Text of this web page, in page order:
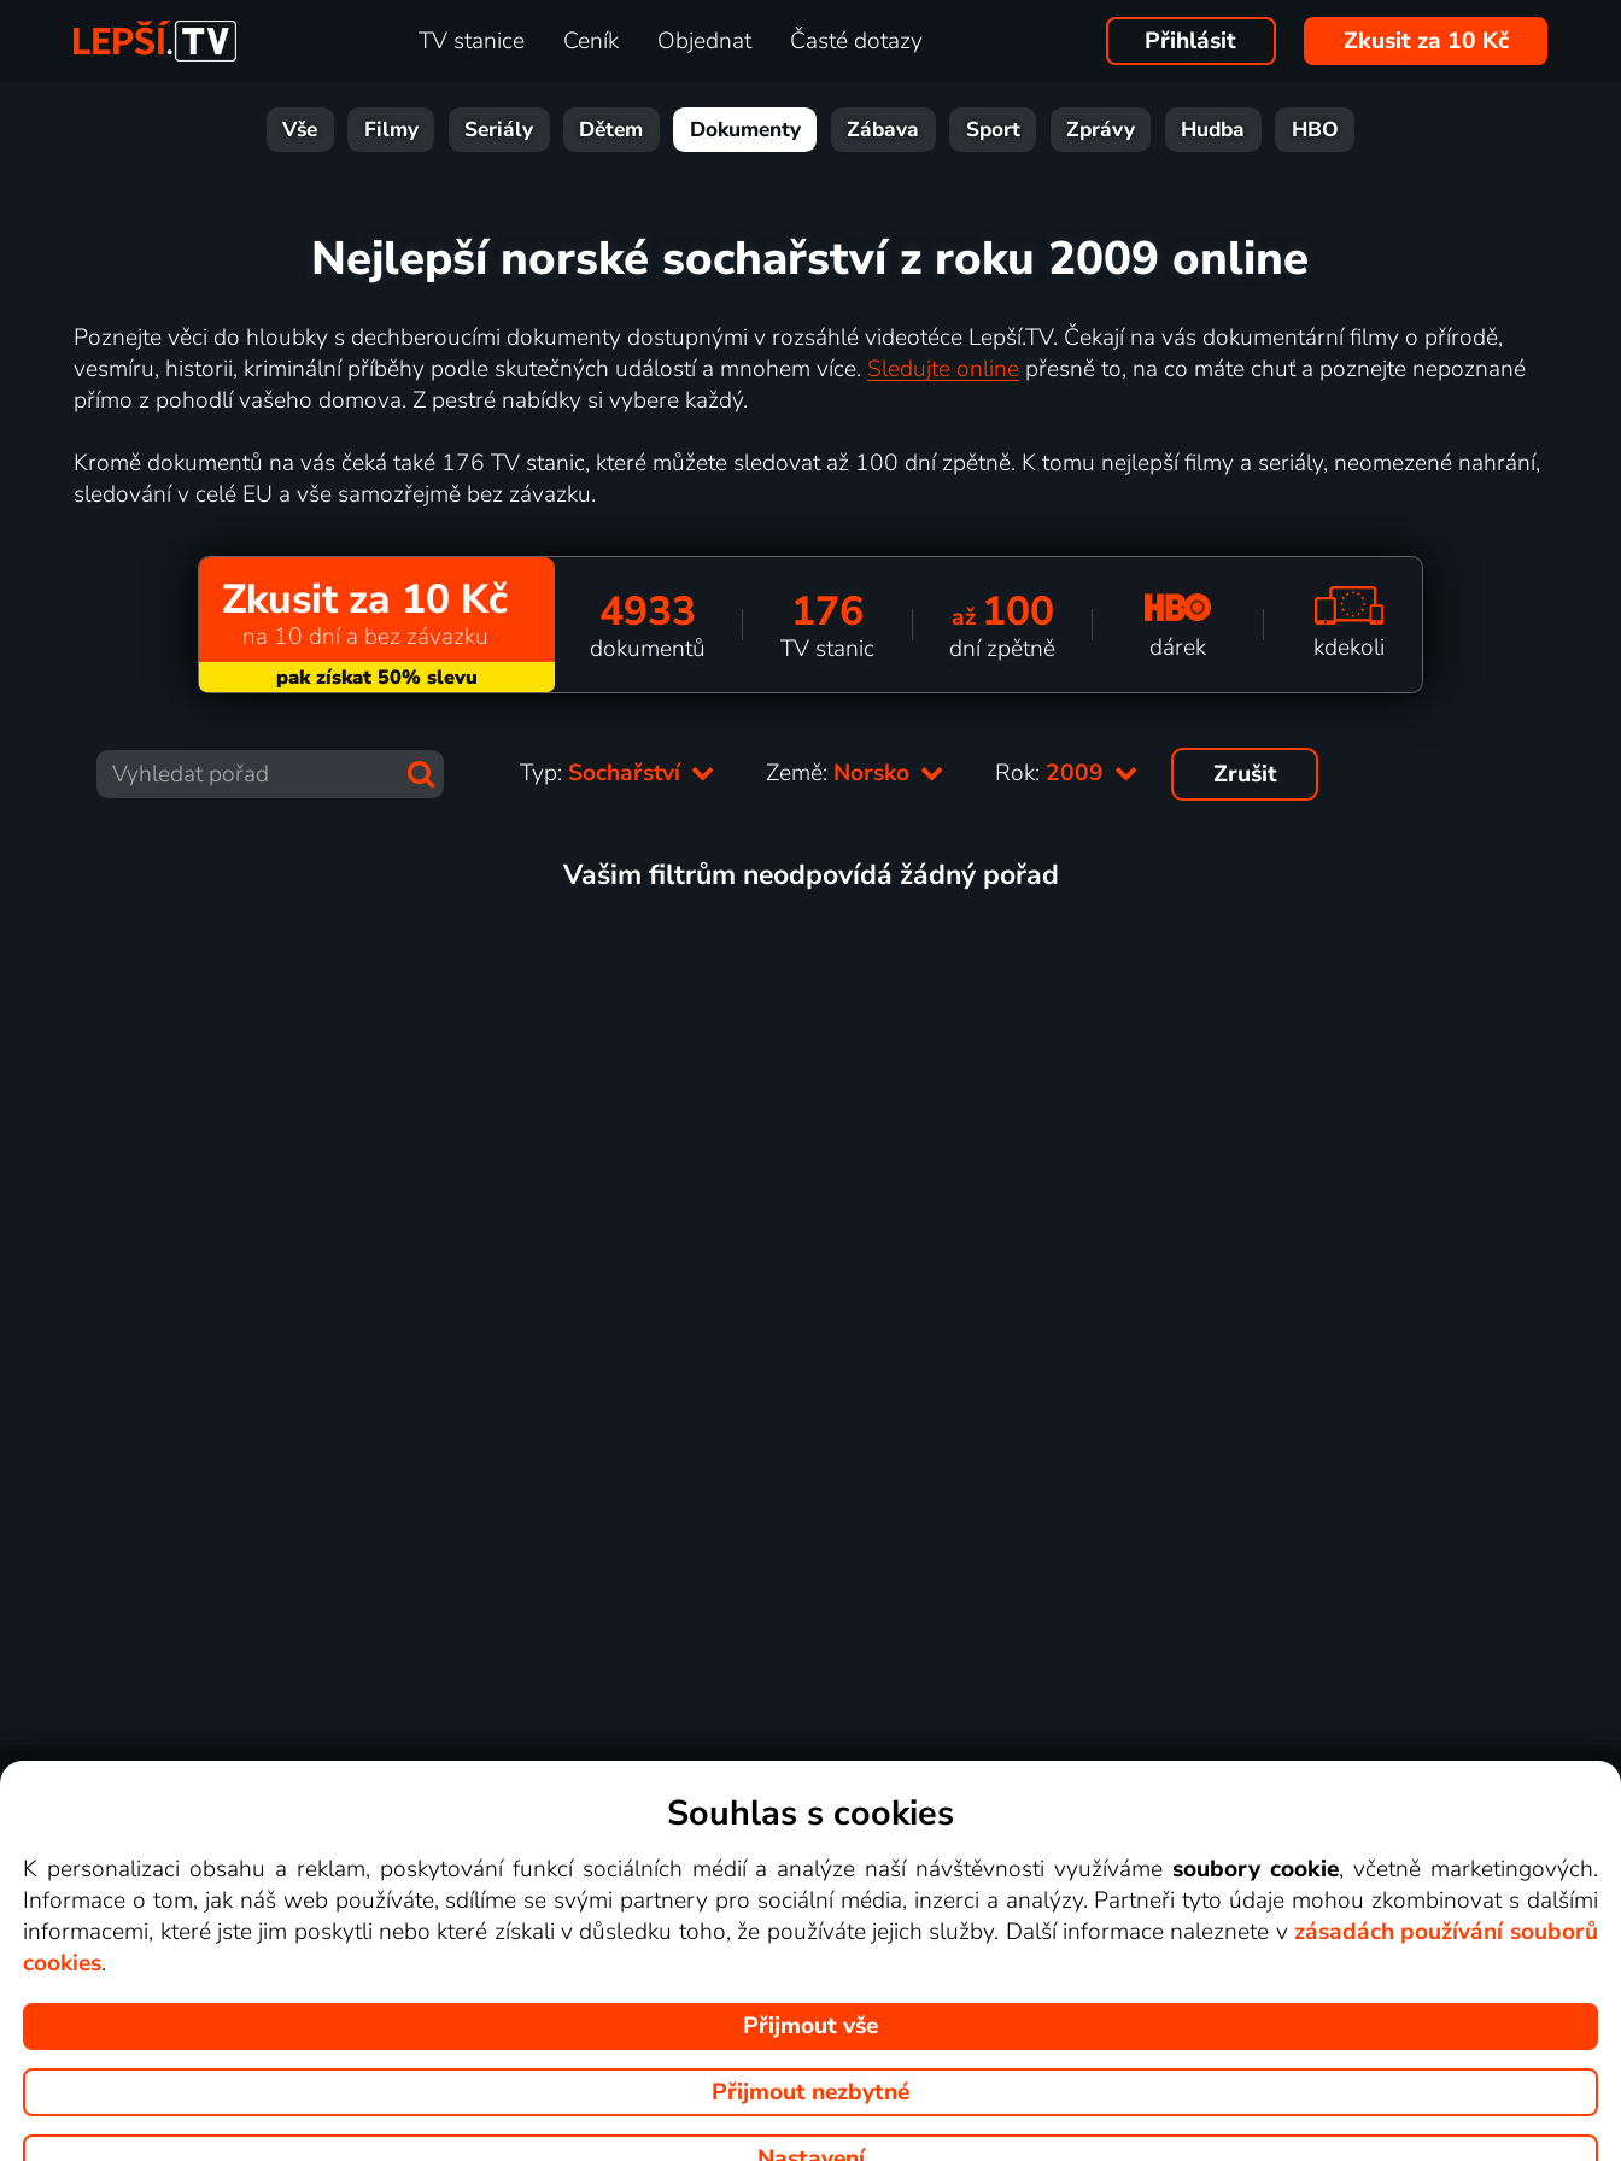
TV stanice Ceník Objednat Časté dotazy Přihlásit Zkusit za 10 Kč
Vše Filmy Seriály Dětem Dokumenty Zábava Sport Zprávy Hudba HBO
Nejlepší norské sochařství z roku 2009 online
Poznejte věci do hloubky s dechberoucími dokumenty dostupnými v rozsáhlé videotéce Lepší.TV. Čekají na vás dokumentární filmy o přírodě,
vesmíru, historii, kriminální příběhy podle skutečných událostí a mnohem více. Sledujte onlinepřesně to, na co máte chuť a poznejte nepoznané
přímo z pohodlí vašeho domova. Z pestré nabídky si vybere každý.
Kromě dokumentů na vás čeká také 176 TV stanic, které můžete sledovat až 100 dní zpětně. K tomu nejlepší filmy a seriály, neomezené nahrání,
sledování v celé EU a vše samozřejmě bez závazku.
Zkusit za 10 Kč
na 10 dní a bez závazku 4933
dokumentů
176
TV stanic
až 100
dní zpětně dárek kdekoli
Typ: Sochařství Země: Norsko Rok: 2009 Zrušit
Vašim filtrům neodpovídá žádný pořad
Videotéka
Copyright © goNET s.r.o. Na tomto webu jsou zobrazovány obrázky z pořadů TV stanic, které můžete sledovat v Lepší.TV.
Souhlas s cookies
K personalizaci obsahu a reklam, poskytování funkcí sociálních médií a analýze naší návštěvnosti využívámesoubory cookie, včetně marketingových.
Informace o tom, jak náš web používáte, sdílíme se svými partnery pro sociální média, inzerci a analýzy. Partneři tyto údaje mohou zkombinovat s dalšími
informacemi, které jste jim poskytli nebo které získali v důsledku toho, že používáte jejich služby. Další informace naleznete v zásadách používání souborů
cookies.
Přijmout vše
Přijmout nezbytné